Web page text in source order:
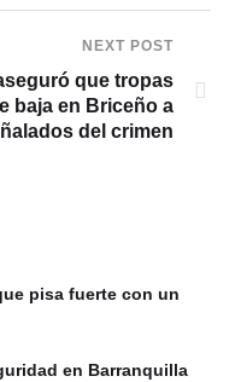
NEXT POST
que tropas
baja en Briceño a
del crimen
pisa fuerte con un
en Barranquilla